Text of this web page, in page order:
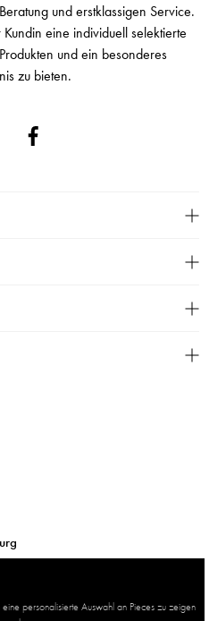
und erstklassigen Service.
eine individuell selektierte
und ein besonderes
zu bieten.
personalisierte Auswahl an Pieces zu zeigen